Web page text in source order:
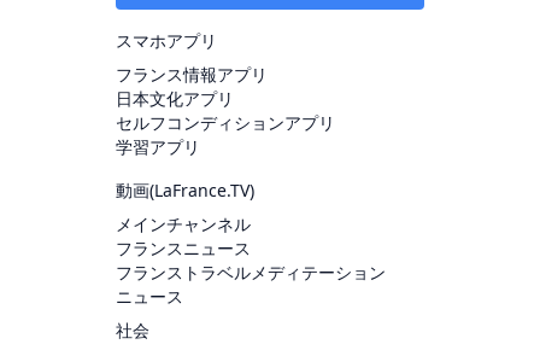
スマホアプリ
フランス情報アプリ
日本文化アプリ
セルフコンディションアプリ
学習アプリ
動画(LaFrance.TV)
メインチャンネル
フランスニュース
フランストラベルメディテーション
ニュース
社会